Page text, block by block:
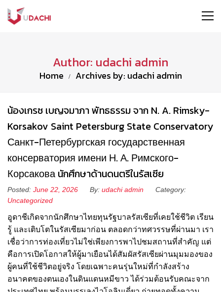
Author: udachi admin
Home Archives by: udachi admin
น้องเกรซ เบญจมาภา พัทธธรรม จาก N. A. Rimsky-
Korsakov Saint Petersburg State Conservatory
Санкт-Петербургская государственная
консерватория имени Н. А. Римского-
Корсакова นักศึกษาด้านดนตรีในรัสเซีย
Posted: June 22, 2026 By: udachi admin
Category:
Uncategorized
อูดาชีเกิดจากนักศึกษาไทยทุนรัฐบาลรัสเซียที่เคยใช้ชีวิต เรียน
รู้ และเติบโตในรัสเซียมาก่อน ตลอดกว่าทศวรรษที่ผ่านมา เรา
เชื่อว่าการท่องเที่ยวไม่ใช่เพียงการพาไปชมสถานที่สำคัญ แต่
คือการเปิดโอกาสให้ผู้มาเยือนได้สัมผัสรัสเซียผ่านมุมมองของ
ผู้คนที่ใช้ชีวิตอยู่จริง โดยเฉพาะคนรุ่นใหม่ที่กำลังสร้าง
อนาคตของตนเองในดินแดนหมีขาว ได้ร่วมต้อนรับคณะจาก